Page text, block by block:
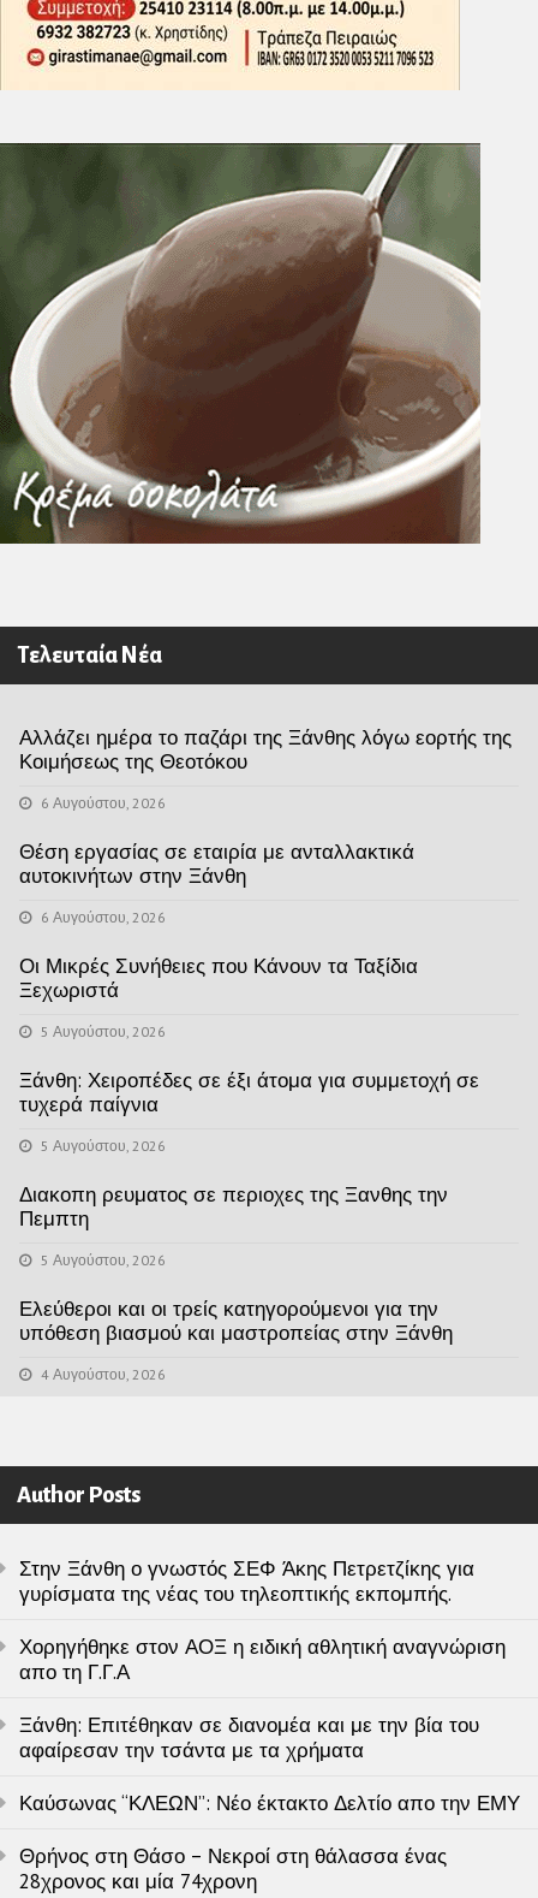
Τελευταία Νέα
Αλλάζει ημέρα το παζάρι της Ξάνθης λόγω εορτής της
Κοιμήσεως της Θεοτόκου
6 Αυγούστου, 2026
Θέση εργασίας σε εταιρία με ανταλλακτικά
αυτοκινήτων στην Ξάνθη
6 Αυγούστου, 2026
Οι Μικρές Συνήθειες που Κάνουν τα Ταξίδια
Ξεχωριστά
5 Αυγούστου, 2026
Ξάνθη: Χειροπέδες σε έξι άτομα για συμμετοχή σε
τυχερά παίγνια
5 Αυγούστου, 2026
Διακοπη ρευματος σε περιοχες της Ξανθης την
Πεμπτη
5 Αυγούστου, 2026
Ελεύθεροι και οι τρείς κατηγορούμενοι για την
υπόθεση βιασμού και μαστροπείας στην Ξάνθη
4 Αυγούστου, 2026
Author Posts
Στην Ξάνθη ο γνωστός ΣΕΦ Άκης Πετρετζίκης για
γυρίσματα της νέας του τηλεοπτικής εκπομπής.
Χορηγήθηκε στον ΑΟΞ η ειδική αθλητική αναγνώριση
απο τη Γ.Γ.Α
Ξάνθη: Επιτέθηκαν σε διανομέα και με την βία του
αφαίρεσαν την τσάντα με τα χρήματα
Καύσωνας “ΚΛΕΩΝ”: Νέο έκτακτο Δελτίο απο την ΕΜΥ
Θρήνος στη Θάσο – Νεκροί στη θάλασσα ένας
28χρονος και μία 74χρονη